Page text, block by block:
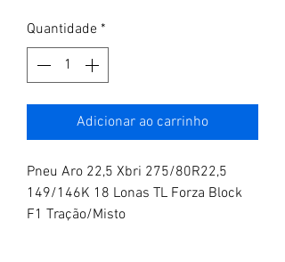
Quantidade *
Adicionar ao carrinho
Pneu Aro 22,5 Xbri 275/80R22,5
149/146K 18 Lonas TL Forza Block
F1 Tração/Misto